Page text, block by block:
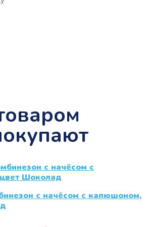
с начёсом с капюшоном,